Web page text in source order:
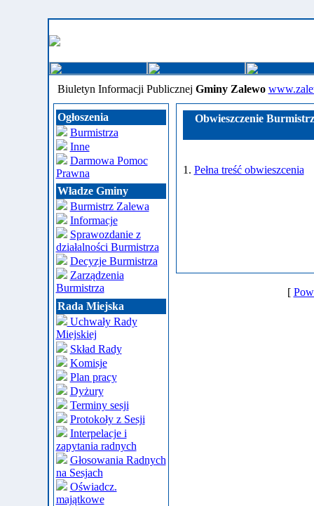
Biuletyn Informacji Publicznej Gminy Zalewo
Ogłoszenia
Burmistrza
Inne
Darmowa Pomoc
Prawna
Władze Gminy
Burmistrz Zalewa
Informacje
Sprawozdanie z
działalności Burmistrza
Decyzje Burmistrza
Zarządzenia
Burmistrza
Rada Miejska
Uchwały Rady
Miejskiej
Skład Rady
Komisje
Plan pracy
Dyżury
Terminy sesji
Protokoły z Sesji
Interpelacje i
zapytania radnych
Głosowania Radnych
na Sesjach
Oświadcz.
majątkowe
Obwieszczenie
1. Pełna treść obwieszcenia
[